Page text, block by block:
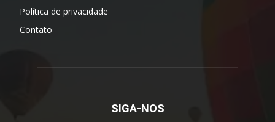
Política de privacidade
Contato
SIGA-NOS